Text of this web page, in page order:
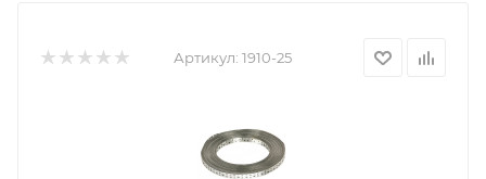
Артикул: 1910-25